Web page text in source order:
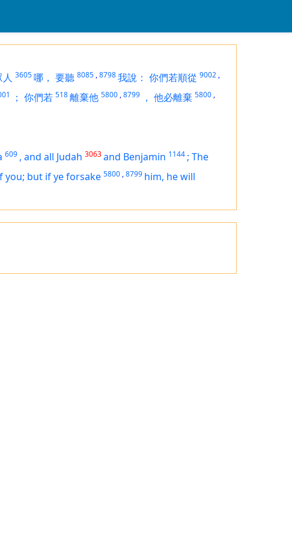
人 3605哪， 要聽 8085 ,8798我說： 你們若順從 9002 ,
； 你們若 518離棄他 5800 ,8799 ， 他必離棄 5800 ,
609 , and all Judah 3063and Benjamin 1144 ; The
you; but if ye forsake 5800 ,8799 him, he will